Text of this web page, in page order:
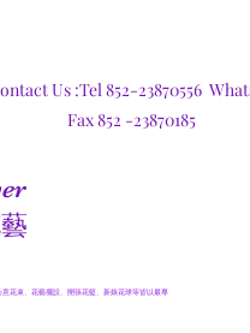
Us :Tel 852-23870556
Fax 852 -23870185
花束、花藝擺設、開張花籃、新娘花球等皆以最專